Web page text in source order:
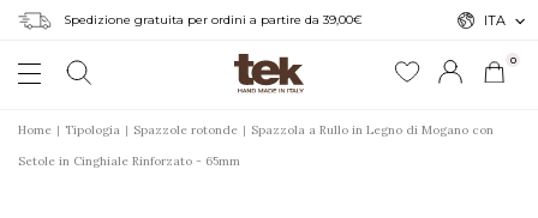
Spedizione gratuita per ordini a partire da 39,00€
0
ITA
Home Tipologia Spazzole rotonde
Spazzola a Rullo in Legno di Mogano con
Setole in Cinghiale Rinforzato - 65mm